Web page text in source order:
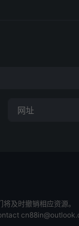
及时撤销相应资源。